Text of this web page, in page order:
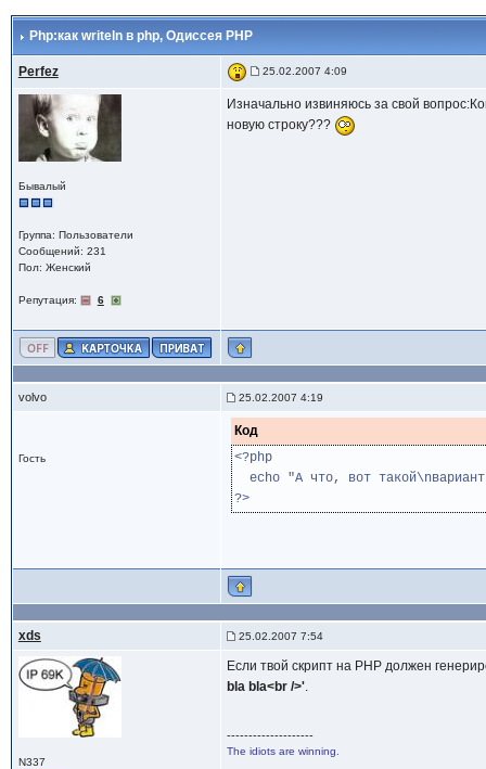
Php:как writeln в php, Одиссея PHP
Perfez 25.02.2007 4:09
Бывалый
Группа: Пользователи
Сообщений: 231
Пол: Женский
Репутация: 6
Изначально извиняюсь за свой
новую строку???
volvo 25.02.2007 4:19
Гость
Код
<?php
echo "А что, вот
?>
xds 25.02.2007 7:54
N337
Если твой скрипт на PHP должен
bla bla<br />'.
--------------------
The idiots are winning.